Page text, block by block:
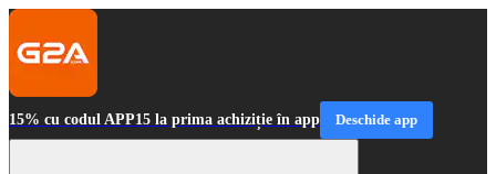
15% cu codul APP15 la prima achiziție în app Deschide app